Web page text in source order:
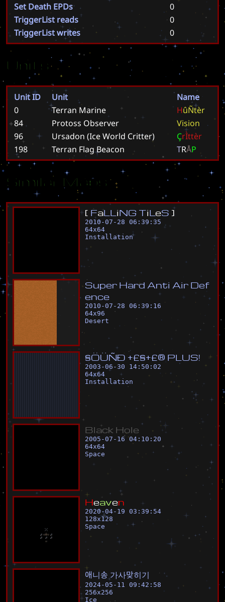
Set Death EPDs
0
TriggerList reads
0
TriggerList writes
0
Units
Unit ID Unit
Name
0
Terran Marine HûÑtèr
84
Protoss Observer Vision
96
Ursadon (Ice World Critter) ÇrÌttèr
198
Terran Flag Beacon TRÅP
Similar Maps
[ FaL L iNG TiL eS ]
2010-07-28 06:39:35
64x64
Installation
Super Hard Anti Air Def
ence
2010-07-28 06:39:16
64x96
Desert
§ÖÜÑÐ +£§+£® PL US!
2003-06-30 14:50:02
64x64
Installation
Black Hole
2005-07-16 04:10:20
64x64
Space
Heaven
2020-04-19 03:39:54
128x128
Space
애니송 가사맞히기
2024-05-11 09:42:58
256x256
Ice